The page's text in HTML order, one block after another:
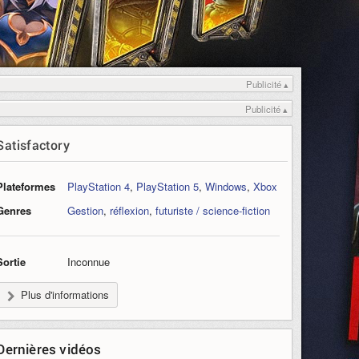
Publicité ▴
Publicité ▴
PlayStation 4, PlayStation 5,Windows,Xbox
Gestion, réflexion,futuriste / science-fiction
Inconnue
Plus d'informations
vidéos